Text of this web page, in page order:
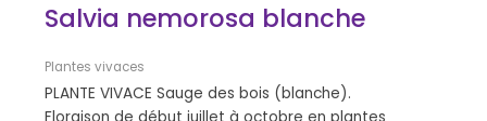
Salvia nemorosa blanche
Plantes vivaces
PLANTE VIVACE Sauge des bois (blanche).